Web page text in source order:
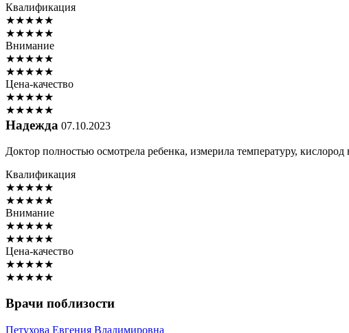
Квалификация
★★★★★
★★★★★
Внимание
★★★★★
★★★★★
Цена-качество
★★★★★
★★★★★
Надежда 07.10.2023
Доктор полностью осмотрела ребенка, измерила температуру,
Квалификация
★★★★★
★★★★★
Внимание
★★★★★
★★★★★
Цена-качество
★★★★★
★★★★★
Врачи поблизости
Петухова Евгения Владимировна